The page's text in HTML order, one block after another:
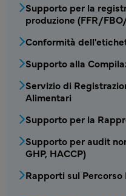
Supporto per la
produzione (FFR/
Conformità
Supporto alla
Servizio di
Alimentari
Supporto per la
Supporto per audit
GHP, HACCP)
Rapporti sul